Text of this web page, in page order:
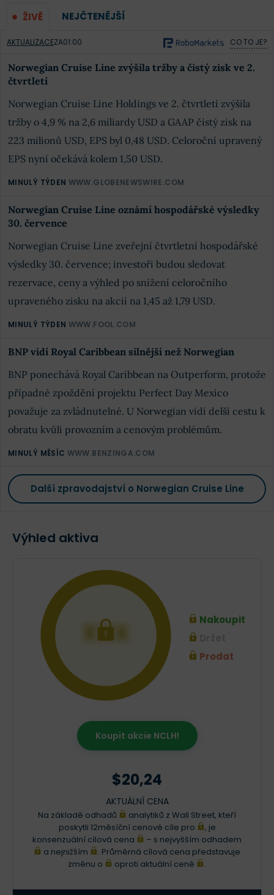
ŽIVĚ NEJČTENĚJŠÍ
AKTUALIZACEZA01:00 CO TO JE?
Norwegian Cruise Line zvýšila tržby a čistý zisk ve 2.
čtvrtletí
Norwegian Cruise Line Holdings ve 2. čtvrtletí zvýšila
tržby o 4,9 % na 2,6 miliardy USD a GAAP čistý zisk na
223 milionů USD, EPS byl 0,48 USD. Celoroční upravený
EPS nyní očekává kolem 1,50 USD.
MINULÝ TÝDEN WWW.GLOBENEWSWIRE.COM
Norwegian Cruise Line oznámí hospodářské výsledky
30. července
Norwegian Cruise Line zveřejní čtvrtletní hospodářské
výsledky 30. července; investoři budou sledovat
rezervace, ceny a výhled po snížení celoročního
upraveného zisku na akcii na 1,45 až 1,79 USD.
MINULÝ TÝDEN WWW.FOOL.COM
BNP vidí Royal Caribbean silnější než Norwegian
BNP ponechává Royal Caribbean na Outperform, protože
případné zpoždění projektu Perfect Day Mexico
považuje za zvládnutelné. U Norwegian vidí delší cestu k
obratu kvůli provozním a cenovým problémům.
MINULÝ MĚSÍC WWW.BENZINGA.COM
Další zpravodajství o Norwegian Cruise Line
Výhled aktiva
XXX
Nakoupit
Prodat
Koupit akcie NCLH!
$20,24
AKTUÁLNÍ CENA
Na základě odhadů
analytiků z Wall Street, kteří
poskytli 12měsíční cenové cíle pro
, je
konsenzuální cílová cena
– s nejvyšším odhadem
a nejnižším
. Průměrná cílová cena představuje
změnu o
oproti aktuální ceně .